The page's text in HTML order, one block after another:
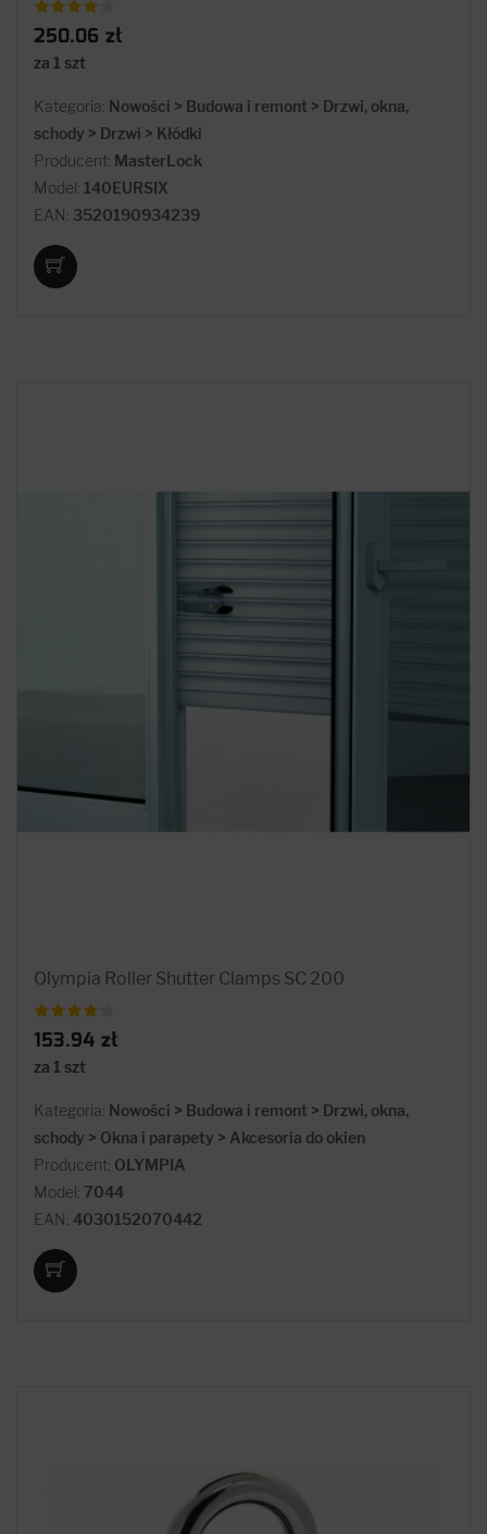
250.06 zł
za 1 szt
Kategoria: Nowości > Budowa i remont > Drzwi, okna,
schody > Drzwi > Kłódki
Producent: MasterLock
Model: 140EURSIX
EAN: 3520190934239
Olympia Roller Shutter Clamps SC 200
153.94 zł
za 1 szt
Kategoria: Nowości > Budowa i remont > Drzwi, okna,
schody > Okna i parapety > Akcesoria do okien
Producent: OLYMPIA
Model: 7044
EAN: 4030152070442